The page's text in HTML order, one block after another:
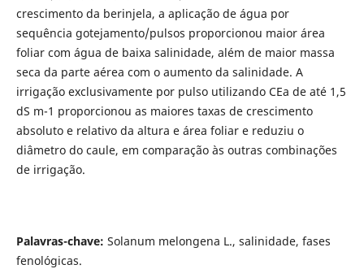
crescimento da berinjela, a aplicação de água por
sequência gotejamento/pulsos proporcionou maior área
foliar com água de baixa salinidade, além de maior massa
seca da parte aérea com o aumento da salinidade. A
irrigação exclusivamente por pulso utilizando CEa de até 1,5
dS m-1 proporcionou as maiores taxas de crescimento
absoluto e relativo da altura e área foliar e reduziu o
diâmetro do caule, em comparação às outras combinações
de irrigação.
Palavras-chave: Solanum melongena L., salinidade, fases
fenológicas.